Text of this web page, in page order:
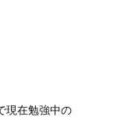
現在勉強中の